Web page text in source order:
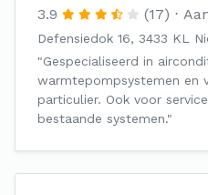
3.9 (17)
Defensiedok 16, 3433 KL
"Gespecialiseerd in
warmtepompsystemen en
particulier. Ook voor
bestaande systemen."